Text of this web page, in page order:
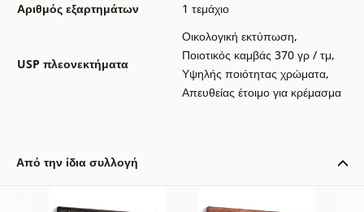
Αριθμός εξαρτημάτων
1 τεμάχιο
USP πλεονεκτήματα
Οικολογική εκτύπωση,
Ποιοτικός καμβάς 370 γρ / τμ,
Υψηλής ποιότητας χρώματα,
Απευθείας έτοιμο για κρέμασμα
Από την ίδια συλλογή